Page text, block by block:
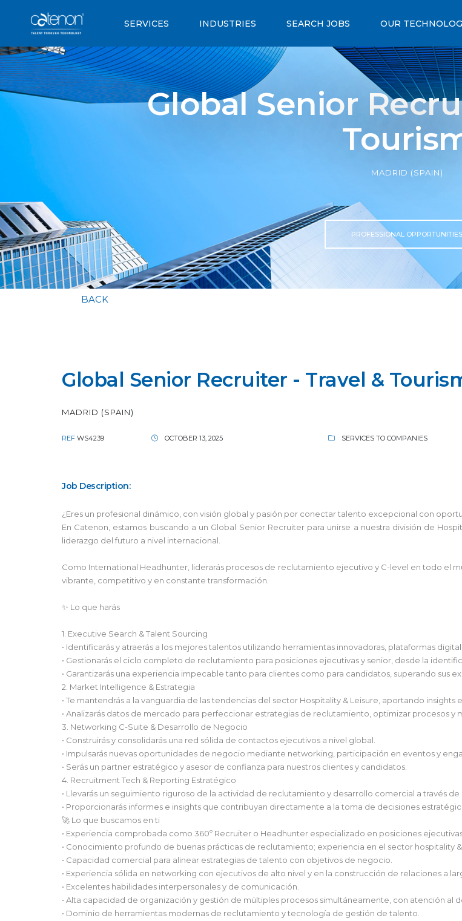
SERVICES INDUSTRIES SEARCH JOBS OUR
Global Senior
MADRID (SPAIN)
PROFESSIONAL OPPORTUNITIES
BACK
Global Senior Recruiter - Travel &
MADRID (SPAIN)
REF WS4239 OCTOBER 13, 2025 SERVICES TO COMPANIES
Job Description:
¿Eres un profesional dinámico, con visión global y pasión por conectar talento excepcional con
En Catenon, estamos buscando a un Global Senior Recruiter para unirse a nuestra división de
liderazgo del futuro a nivel internacional.
Como International Headhunter, liderarás procesos de reclutamiento ejecutivo y C-level en todo el
vibrante, competitivo y en constante transformación.
✨ Lo que harás
1. Executive Search & Talent Sourcing
• Identificarás y atraerás a los mejores talentos utilizando herramientas innovadoras, plataformas
• Gestionarás el ciclo completo de reclutamiento para posiciones ejecutivas y senior, desde la
• Garantizarás una experiencia impecable tanto para clientes como para candidatos, superando sus
2. Market Intelligence & Estrategia
• Te mantendrás a la vanguardia de las tendencias del sector Hospitality & Leisure, aportando insights
• Analizarás datos de mercado para perfeccionar estrategias de reclutamiento, optimizar procesos y
3. Networking C-Suite & Desarrollo de Negocio
• Construirás y consolidarás una red sólida de contactos ejecutivos a nivel global.
• Impulsarás nuevas oportunidades de negocio mediante networking, participación en eventos y
• Serás un partner estratégico y asesor de confianza para nuestros clientes y candidatos.
4. Recruitment Tech & Reporting Estratégico
• Llevarás un seguimiento riguroso de la actividad de reclutamiento y desarrollo comercial a través
• Proporcionarás informes e insights que contribuyan directamente a la toma de decisiones
🚀 Lo que buscamos en ti
• Experiencia comprobada como 360º Recruiter o Headhunter especializado en posiciones ejecutivas
• Conocimiento profundo de buenas prácticas de reclutamiento; experiencia en el sector hospitality &
• Capacidad comercial para alinear estrategias de talento con objetivos de negocio.
• Experiencia sólida en networking con ejecutivos de alto nivel y en la construcción de relaciones a
• Excelentes habilidades interpersonales y de comunicación.
• Alta capacidad de organización y gestión de múltiples procesos simultáneamente, con atención al
• Dominio de herramientas modernas de reclutamiento y tecnología de gestión de talento.